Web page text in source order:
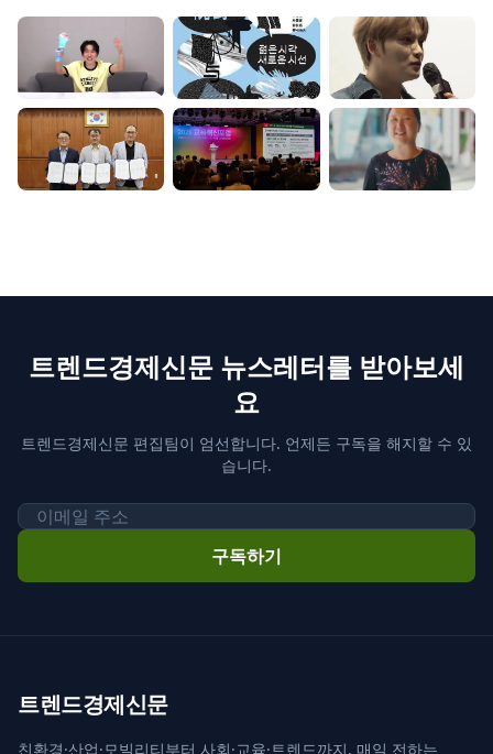
트렌드경제신문 뉴스레터를 받아보세
요
트렌드경제신문 편집팀이 엄선합니다. 언제든 구독을 해지할 수 있
습니다.
이메일
구독하기
트렌드경제신문
친환경·산업·모빌리티부터 사회·교육·트렌드까지, 매일 전하는